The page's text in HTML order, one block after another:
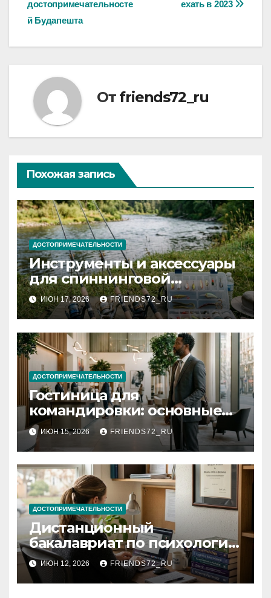
по
записям
ехать в 2023
достопримечательносте
й Будапешта
От friends72_ru
Похожая запись
ДОСТОПРИМЕЧАТЕЛЬНОСТИ
Инструменты и аксессуары
для спиннинговой
рыбалки: назначение и
типы
ИЮН 17, 2026 FRIENDS72_RU
ДОСТОПРИМЕЧАТЕЛЬНОСТИ
Гостиница для
командировки: основные
критерии выбора
ИЮН 15, 2026 FRIENDS72_RU
ДОСТОПРИМЕЧАТЕЛЬНОСТИ
Дистанционный
бакалавриат по психологии
с присуждением
государственного диплома:
условия и требования
ИЮН 12, 2026 FRIENDS72_RU